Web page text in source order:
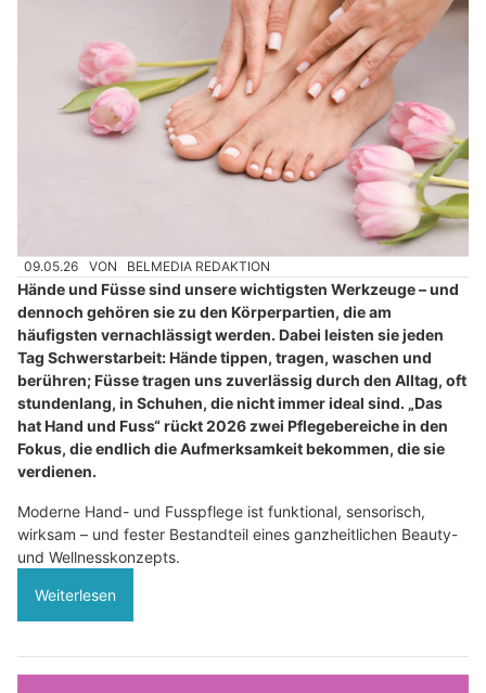
09.05.26 VON BELMEDIA REDAKTION
Hände und Füsse sind unsere wichtigsten Werkzeuge – und
dennoch gehören sie zu den Körperpartien, die am
häufigsten vernachlässigt werden. Dabei leisten sie jeden
Tag Schwerstarbeit: Hände tippen, tragen, waschen und
berühren; Füsse tragen uns zuverlässig durch den Alltag, oft
stundenlang, in Schuhen, die nicht immer ideal sind. „Das
hat Hand und Fuss“ rückt 2026 zwei Pflegebereiche in den
Fokus, die endlich die Aufmerksamkeit bekommen, die sie
verdienen.
Moderne Hand- und Fusspflege ist funktional, sensorisch,
wirksam – und fester Bestandteil eines ganzheitlichen Beauty-
und Wellnesskonzepts.
Weiterlesen